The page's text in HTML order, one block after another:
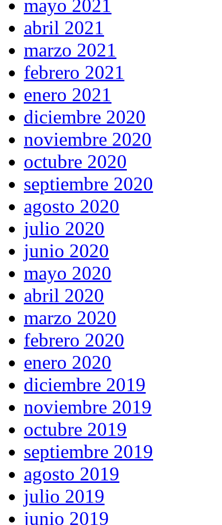
mayo 2021
abril 2021
marzo 2021
febrero 2021
enero 2021
diciembre 2020
noviembre 2020
octubre 2020
septiembre 2020
agosto 2020
julio 2020
junio 2020
mayo 2020
abril 2020
marzo 2020
febrero 2020
enero 2020
diciembre 2019
noviembre 2019
octubre 2019
septiembre 2019
agosto 2019
julio 2019
junio 2019